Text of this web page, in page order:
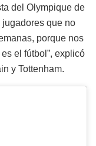
del Olympique de
jugadores que no
porque nos
el fútbol”, explicó
y Tottenham.